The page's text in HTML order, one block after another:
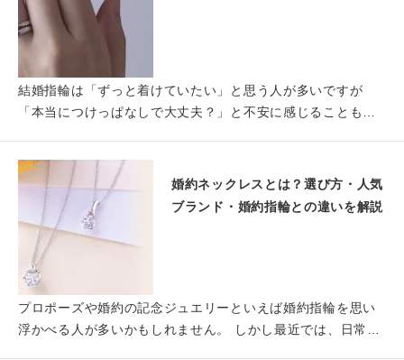
結婚指輪は「ずっと着けていたい」と思う人が多いですが
「本当につけっぱなしで大丈夫？」と不安に感じることもあ
婚約ネックレスとは？選び方・人気
ブランド・婚約指輪との違いを解説
プロポーズや婚約の記念ジュエリーといえば婚約指輪を思い
浮かべる人が多いかもしれません。 しかし最近では、日常的